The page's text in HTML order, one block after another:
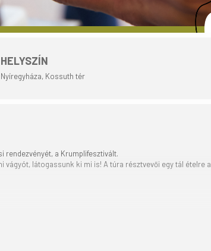
HELYSZÍN
Nyíregyháza, Kossuth tér
rendezvényét, a Krumplifesztivált.
látogassunk ki mi is! A túra résztvevői egy tál ételre a